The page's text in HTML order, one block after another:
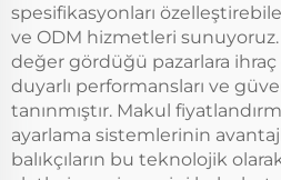
spesifikasyonları
ve ODM hizmetleri sunuyoruz.
değer gördüğü pazarlara
duyarlı performansları ve
tanınmıştır. Makul
ayarlama sistemlerinin
balıkçıların bu teknolojik